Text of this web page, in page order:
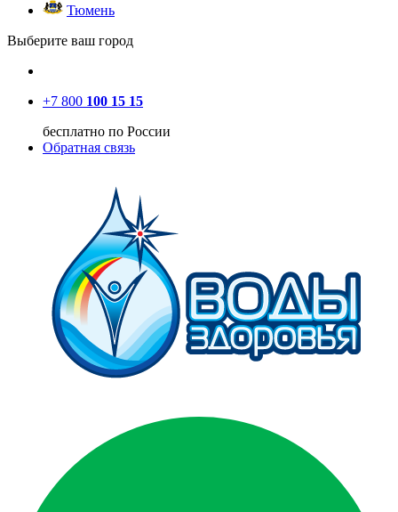
Тюмень
Выберите ваш город
+7 800 100 15 15
бесплатно по России
Обратная связь